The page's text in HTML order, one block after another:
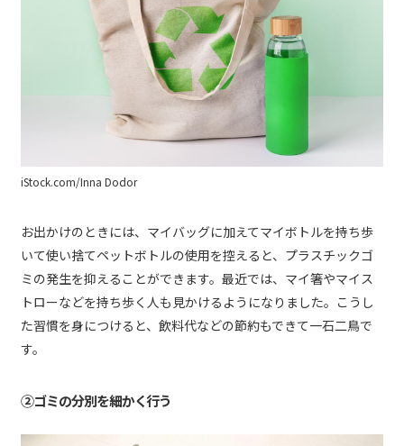
iStock.com/Inna Dodor
お出かけのときには、マイバッグに加えてマイボトルを持ち歩
いて使い捨てペットボトルの使用を控えると、プラスチックゴ
ミの発生を抑えることができます。最近では、マイ箸やマイス
トローなどを持ち歩く人も見かけるようになりました。こうし
た習慣を身につけると、飲料代などの節約もできて一石二鳥で
す。
②ゴミの分別を細かく行う